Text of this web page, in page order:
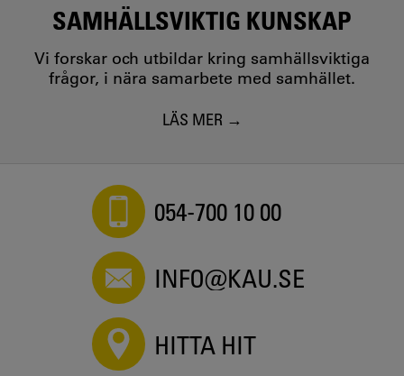
SAMHÄLLSVIKTIG KUNSKAP
Vi forskar och utbildar kring samhällsviktiga
frågor, i nära samarbete med samhället.
LÄS MER
054-700 10 00
INFO@KAU.SE
HITTA HIT